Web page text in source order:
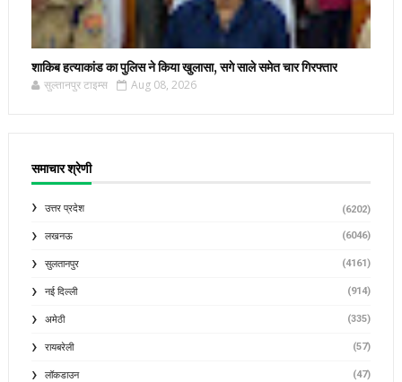
शाकिब हत्याकांड का पुलिस ने किया खुलासा, सगे साले समेत चार गिरफ्तार
सुल्तानपुर टाइम्स Aug 08, 2026
समाचार श्रेणी
उत्तर प्रदेश (6202)
लखनऊ (6046)
सुलतानपुर (4161)
नई दिल्ली (914)
अमेठी (335)
रायबरेली (57)
लॉकडाउन (47)